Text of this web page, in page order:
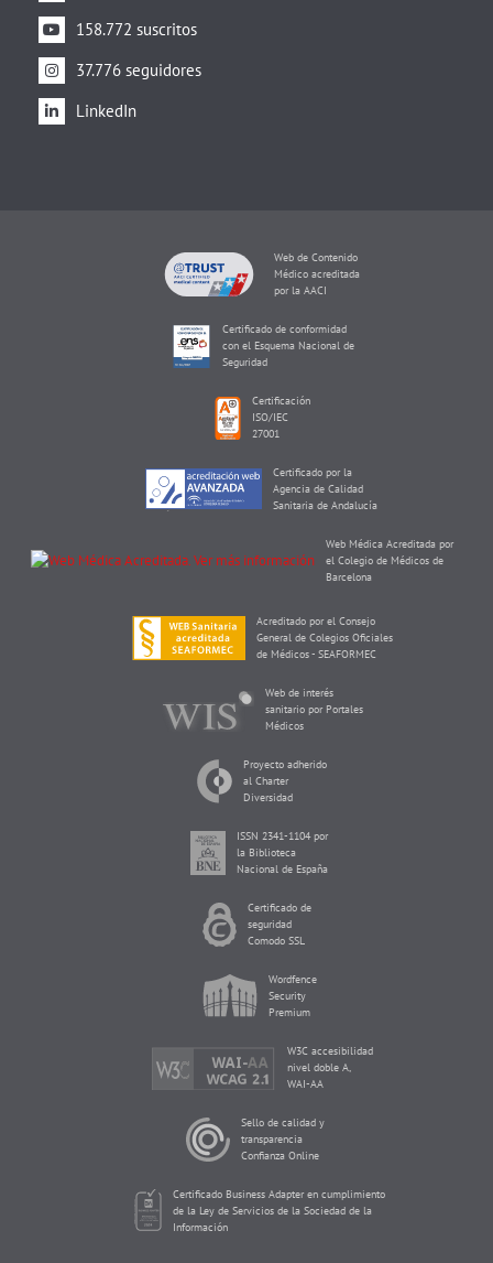
158.772 suscritos
37.776 seguidores
LinkedIn
Web de Contenido
Médico acreditada
por la AACI
Certificado de conformidad
con el Esquema Nacional de
Seguridad
Certificación
ISO/IEC
27001
Certificado por la
Agencia de Calidad
Sanitaria de Andalucía
Web Médica Acreditada por
el Colegio de Médicos de
Barcelona
Acreditado por el Consejo
General de Colegios Oficiales
de Médicos - SEAFORMEC
Web de interés
sanitario por Portales
Médicos
Proyecto adherido
al Charter
Diversidad
ISSN 2341-1104 por
la Biblioteca
Nacional de España
Certificado de
seguridad
Comodo SSL
Wordfence
Security
Premium
W3C accesibilidad
nivel doble A,
WAI-AA
Sello de calidad y
transparencia
Confianza Online
Certificado Business Adapter en cumplimiento
de la Ley de Servicios de la Sociedad de la
Información